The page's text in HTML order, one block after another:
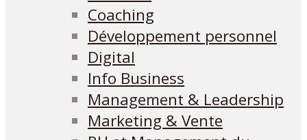
Coaching
Développement personnel
Digital
Info Business
Management & Leadership
Marketing & Vente